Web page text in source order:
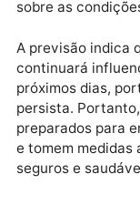
Os residentes
hidratados,
durante as
precauções
estar. Além
informações
sobre as
A previsão